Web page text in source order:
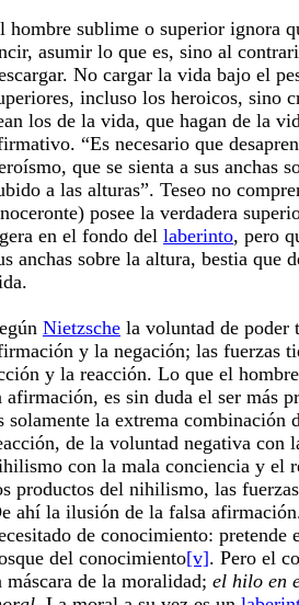
hombre sublime o superior ignora
asumir lo que es, sino al
No cargar la vida bajo el
incluso los heroicos, sino
los de la vida, que hagan de la
“Es necesario que
que se sienta a sus anchas
a las alturas”. Teseo no
posee la verdadera
en el fondo del laberinto, pero
anchas sobre la altura, bestia que
Nietzsche la voluntad de poder
y la negación; las fuerzas
y la reacción. Lo que el
afirmación, es sin duda el ser más
solamente la extrema combinación
de la voluntad negativa con
con la mala conciencia y el
productos del nihilismo, las
ahí la ilusión de la falsa
de conocimiento:
del conocimiento[v]. Pero el
máscara de la moralidad; el hilo en